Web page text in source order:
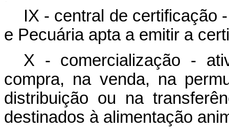
IX - central de certificação
e Pecuária apta a emitir a
X - comercialização -
compra, na venda, na
distribuição ou na
destinados à alimentação